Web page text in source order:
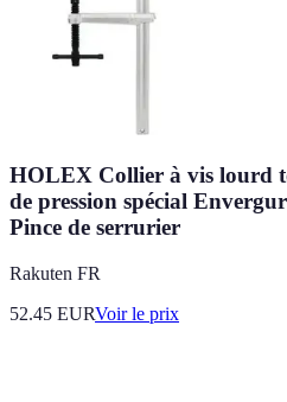
HOLEX Collier à vis lourd
de pression spécial
Pince de serrurier
Rakuten FR
52.45 EURVoir le prix